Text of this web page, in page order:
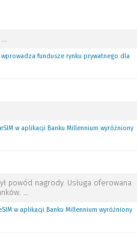
…
fundusze rynku prywatnego dla
w aplikacji Banku Millennium wyróżniony
powód nagrody. Usługa oferowana
…
w aplikacji Banku Millennium wyróżniony